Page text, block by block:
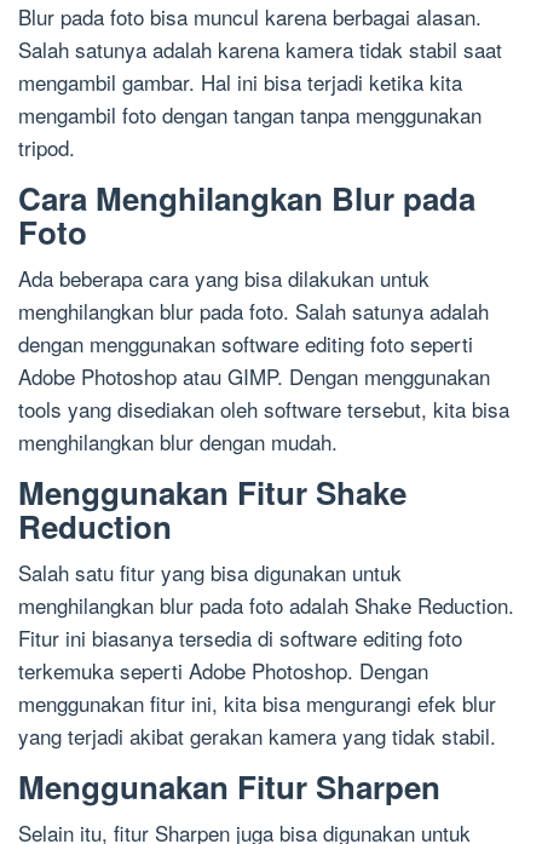
Blur pada foto bisa muncul karena berbagai alasan.
Salah satunya adalah karena kamera tidak stabil saat
mengambil gambar. Hal ini bisa terjadi ketika kita
mengambil foto dengan tangan tanpa menggunakan
tripod.
Cara Menghilangkan Blur pada
Foto
Ada beberapa cara yang bisa dilakukan untuk
menghilangkan blur pada foto. Salah satunya adalah
dengan menggunakan software editing foto seperti
Adobe Photoshop atau GIMP. Dengan menggunakan
tools yang disediakan oleh software tersebut, kita bisa
menghilangkan blur dengan mudah.
Menggunakan Fitur Shake
Reduction
Salah satu fitur yang bisa digunakan untuk
menghilangkan blur pada foto adalah Shake Reduction.
Fitur ini biasanya tersedia di software editing foto
terkemuka seperti Adobe Photoshop. Dengan
menggunakan fitur ini, kita bisa mengurangi efek blur
yang terjadi akibat gerakan kamera yang tidak stabil.
Menggunakan Fitur Sharpen
Selain itu, fitur Sharpen juga bisa digunakan untuk